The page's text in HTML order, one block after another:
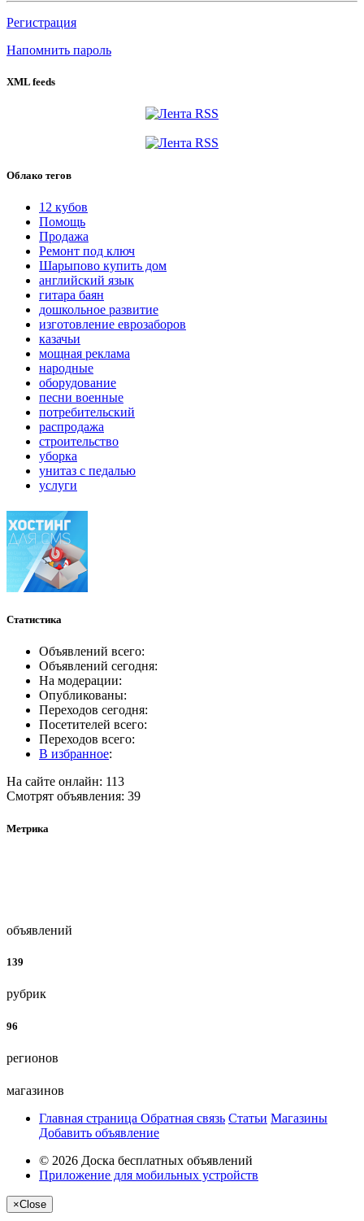
Регистрация
Напомнить пароль
XML feeds
Облако тегов
12 кубов
Помощь
Продажа
Ремонт под ключ
Шарыпово купить дом
английский язык
гитара баян
дошкольное развитие
изготовление еврозаборов
казачьи
мощная реклама
народные
оборудование
песни военные
потребительский
распродажа
строительство
уборка
унитаз с педалью
услуги
Статистика
Объявлений всего:
Объявлений сегодня:
На модерации:
Опубликованы:
Переходов сегодня:
Посетителей всего:
Переходов всего:
В избранное:
На сайте онлайн: 113
Смотрят объявления: 39
Метрика
объявлений
139
рубрик
96
регионов
магазинов
Главная страница Обратная связь Статьи Магазины
Добавить объявление
© 2026 Доска бесплатных объявлений
Приложение для мобильных устройств
×Close